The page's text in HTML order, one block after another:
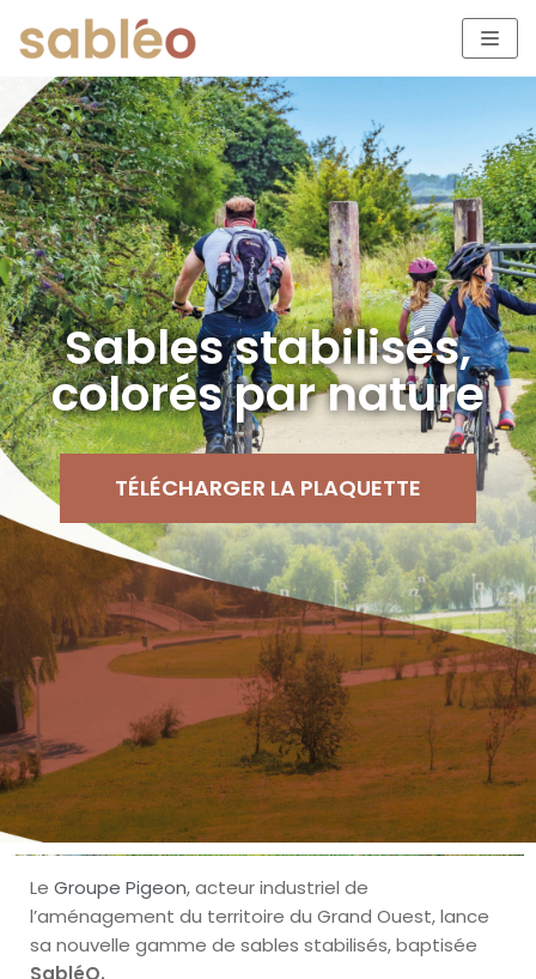
Aller
au
contenu
Sables stabilisés,
colorés par nature
TÉLÉCHARGER LA PLAQUETTE
Le Groupe Pigeon, acteur industriel de
l’aménagement du territoire du Grand Ouest, lance
sa nouvelle gamme de sables stabilisés, baptisée
SabléO.